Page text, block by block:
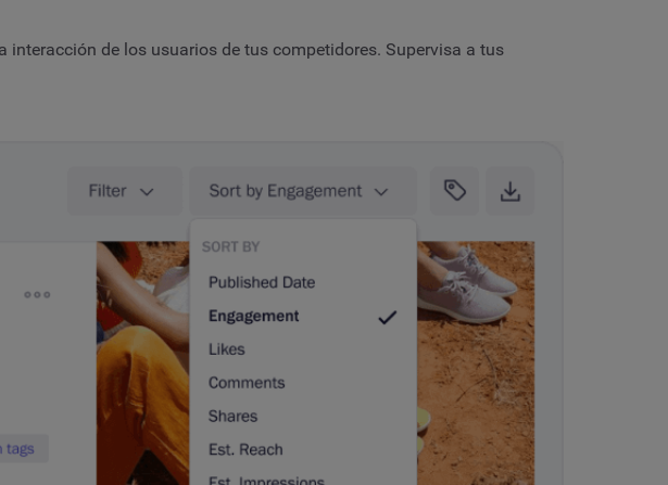
de los usuarios de tus competidores. Supervisa a tus